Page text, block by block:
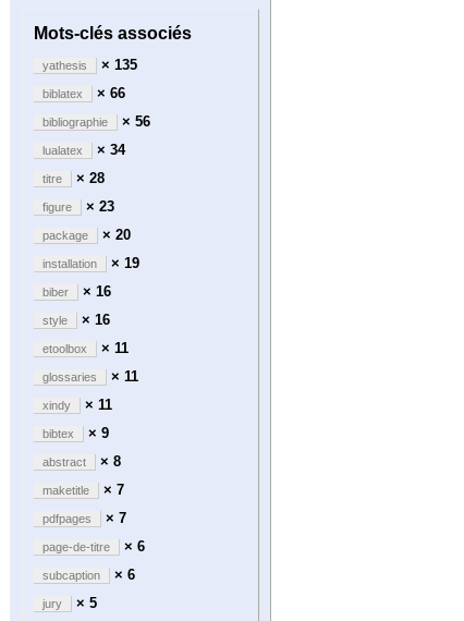
Mots-clés associés
yathesis × 135
biblatex × 66
bibliographie × 56
lualatex × 34
titre × 28
figure × 23
package × 20
installation × 19
biber × 16
style × 16
etoolbox × 11
glossaries × 11
xindy × 11
bibtex × 9
abstract × 8
maketitle × 7
pdfpages × 7
page-de-titre × 6
subcaption × 6
jury × 5